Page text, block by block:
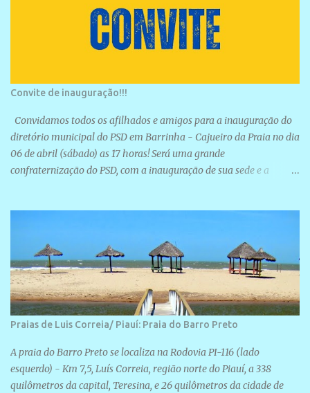
Convite de inauguração!!!
Convidamos todos os afilhados e amigos para a inauguração do
diretório municipal do PSD em Barrinha - Cajueiro da Praia no dia
06 de abril (sábado) as 17 horas! Será uma grande
confraternização do PSD, com a inauguração de sua sede e a
Praias de Luis Correia/ Piauí: Praia do Barro Preto
A praia do Barro Preto se localiza na Rodovia PI-116 (lado
esquerdo) - Km 7,5, Luís Correia, região norte do Piauí, a 338
quilômetros da capital, Teresina, e 26 quilômetros da cidade de